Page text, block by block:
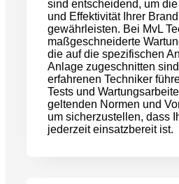
sind entscheidend, um
und Effektivität Ihrer
gewährleisten. Bei MvL
maßgeschneiderte
die auf die spezifischen
Anlage zugeschnitten
erfahrenen Techniker
Tests und
geltenden Normen und
um sicherzustellen, dass
jederzeit einsatzbereit ist.